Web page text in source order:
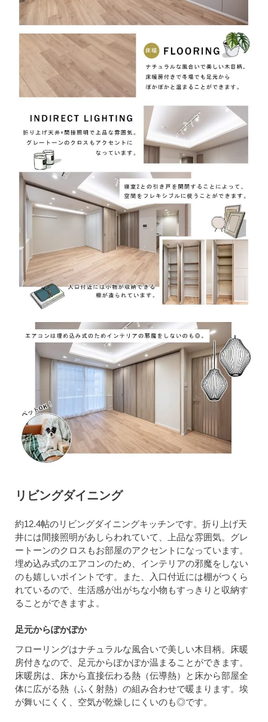
リビングダイニング
約12.4帖のリビングダイニングキッチンです。折り上げ天
井には間接照明があしらわれていて、上品な雰囲気。グレ
ートーンのクロスもお部屋のアクセントになっています。
埋め込み式のエアコンのため、インテリアの邪魔をしない
のも嬉しいポイントです。また、入口付近には棚がつくら
れているので、生活感が出がちな小物もすっきりと収納す
ることができますよ。
足元からぽかぽか
フローリングはナチュラルな風合いで美しい木目柄。床暖
房付きなので、足元からぽかぽか温まることができます。
床暖房は、床から直接伝わる熱（伝導熱）と床から部屋全
体に広がる熱（ふく射熱）の組み合わせで暖まります。埃
が舞いにくく、空気が乾燥しにくいのも◎です。